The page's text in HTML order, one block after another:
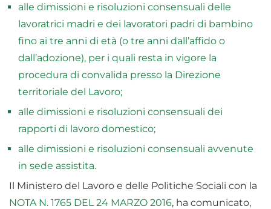
alle dimissioni e risoluzioni consensuali delle
lavoratrici madri e dei lavoratori padri di bambino
fino ai tre anni di età (o tre anni dall’affido o
dall’adozione), per i quali resta in vigore la
procedura di convalida presso la Direzione
territoriale del Lavoro;
alle dimissioni e risoluzioni consensuali dei
rapporti di lavoro domestico;
alle dimissioni e risoluzioni consensuali avvenute
in sede assistita.
Il Ministero del Lavoro e delle Politiche Sociali con la
NOTA N. 1765 DEL 24 MARZO 2016, ha comunicato,